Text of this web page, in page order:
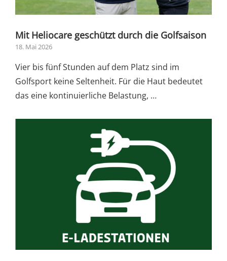
Mit Heliocare geschützt durch die Golfsaison
18. Mai 2026
Vier bis fünf Stunden auf dem Platz sind im
Golfsport keine Seltenheit. Für die Haut bedeutet
das eine kontinuierliche Belastung, …